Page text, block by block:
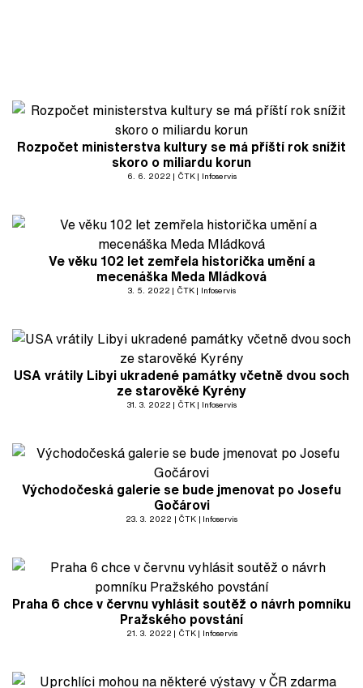
Rozpočet ministerstva kultury se má příští rok snížit
skoro o miliardu korun
6. 6. 2022 ČTK Infoservis
Ve věku 102 let zemřela historička umění a
mecenáška Meda Mládková
3. 5. 2022 ČTK Infoservis
USA vrátily Libyi ukradené památky včetně dvou soch
ze starověké Kyrény
31. 3. 2022 ČTK Infoservis
Východočeská galerie se bude jmenovat po Josefu
Gočárovi
23. 3. 2022 ČTK Infoservis
Praha 6 chce v červnu vyhlásit soutěž o návrh pomníku
Pražského povstání
21. 3. 2022 ČTK Infoservis